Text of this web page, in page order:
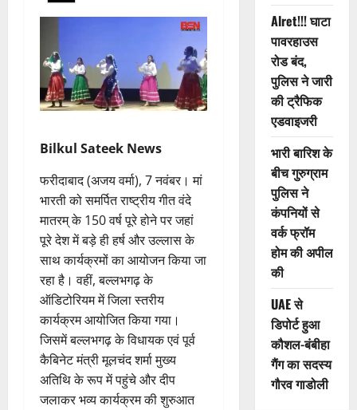
Bilkul Sateek News
फरीदाबाद (अजय वर्मा), 7 नवंबर। मां
भारती को समर्पित राष्ट्रीय गीत वंदे
मातरम् के 150 वर्ष पूरे होने पर जहां
पूरे देश में बड़े ही हर्ष और उल्लास के
साथ कार्यक्रमों का आयोजन किया जा
रहा है। वहीं, बल्लभगढ़ के
ऑडिटोरियम में जिला स्तरीय
कार्यक्रम आयोजित किया गया।
जिसमें बल्लभगढ़ के विधायक एवं पूर्व
कैबिनेट मंत्री मूलचंद शर्मा मुख्य
अतिथि के रूप में पहुंचे और दीप
जलाकर भव्य कार्यक्रम की शुरुआत
Alret!!! घाटा
पावरहाउस
रोड बंद,
पुलिस ने जारी
की ट्रैफिक
एडवाइजरी
भारी बारिश के
बीच गुरुग्राम
पुलिस ने
कंपनियों से
वर्क फ्रॉम
होम की अपील
की
UAE से
डिपोर्ट हुआ
कौशल-बंबीहा
गैंग का सदस्य
गौरव गाडोली